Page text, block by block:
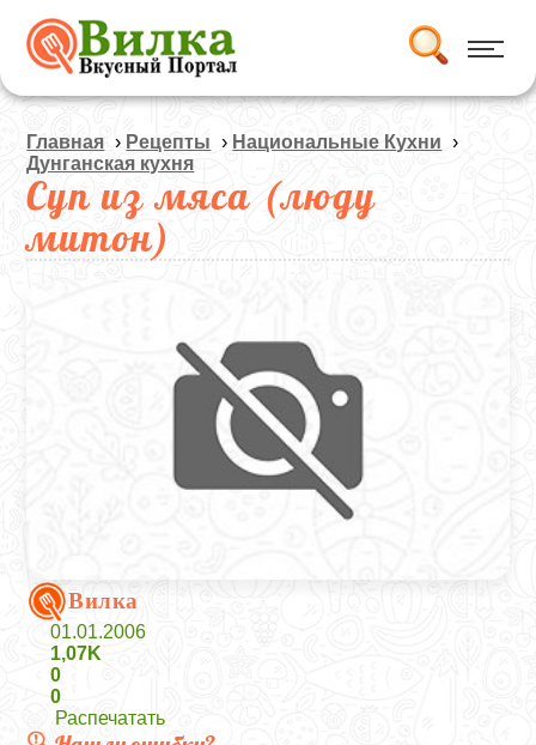
Главная › Рецепты › Национальные Кухни ›
Дунганская кухня
Суп из мяса (люду
митон)
Вилка
01.01.2006
1,07K
0
0
Распечатать